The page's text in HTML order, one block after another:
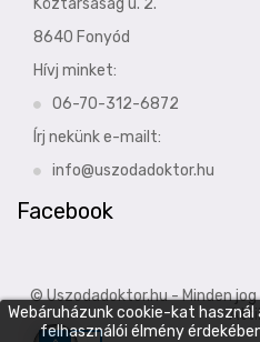
Webáruházunk cookie-kat használ
felhasználói élmény
Köztársaság u. 2.
8640 Fonyód
Hívj minket:
06-70-312-6872
Írj nekünk e-mailt:
info@uszodadoktor.hu
Facebook
© Uszodadoktor.hu - Minden